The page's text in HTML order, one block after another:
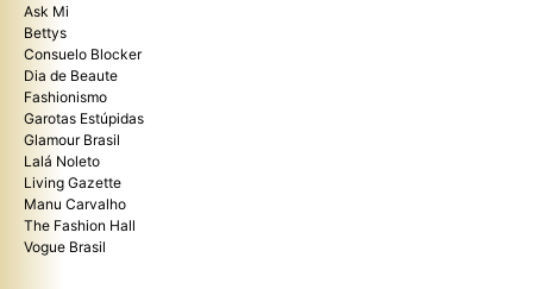
Ask Mi
Bettys
Consuelo Blocker
Dia de Beaute
Fashionismo
Garotas Estúpidas
Glamour Brasil
Lalá Noleto
Living Gazette
Manu Carvalho
The Fashion Hall
Vogue Brasil